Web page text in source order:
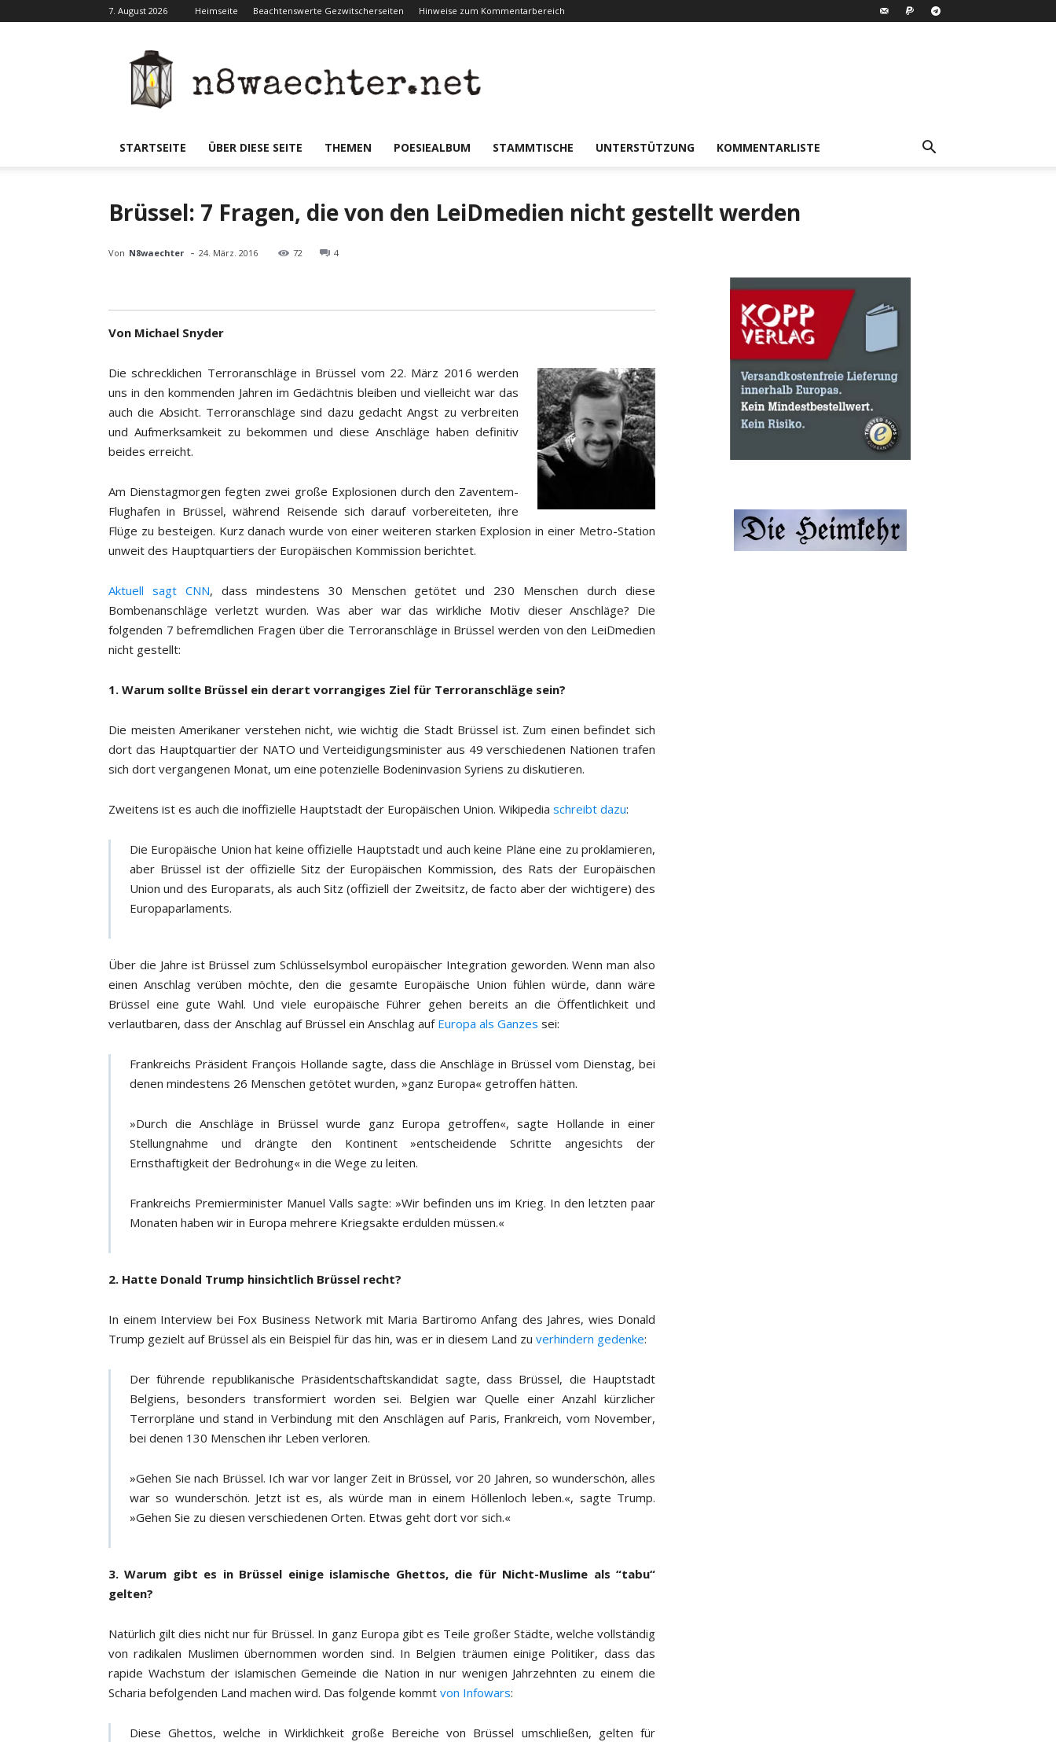
7. August 2026 Heimseite Beachtenswerte Gezwitscherseiten Hinweise zum Kommentarbereich
STARTSEITE ÜBER DIESE SEITE THEMEN POESIEALBUM STAMMTISCHE UNTERSTÜTZUNG KOMMENTARLISTE
Brüssel: 7 Fragen, die von den LeiDmedien nicht gestellt werden
Von N8waechter - 24. März. 2016 72 4
Von Michael Snyder
Die schrecklichen Terroranschläge in Brüssel vom 22. März 2016 werden
uns in den kommenden Jahren im Gedächtnis bleiben und vielleicht war das
auch die Absicht. Terroranschläge sind dazu gedacht Angst zu verbreiten
und Aufmerksamkeit zu bekommen und diese Anschläge haben definitiv
beides erreicht.
Am Dienstagmorgen fegten zwei große Explosionen durch den Zaventem-
Flughafen in Brüssel, während Reisende sich darauf vorbereiteten, ihre
Flüge zu besteigen. Kurz danach wurde von einer weiteren starken Explosion in einer Metro-Station
unweit des Hauptquartiers der Europäischen Kommission berichtet.
Aktuell sagt CNN, dass mindestens 30 Menschen getötet und 230 Menschen durch diese
Bombenanschläge verletzt wurden. Was aber war das wirkliche Motiv dieser Anschläge? Die
folgenden 7 befremdlichen Fragen über die Terroranschläge in Brüssel werden von den LeiDmedien
nicht gestellt:
1. Warum sollte Brüssel ein derart vorrangiges Ziel für Terroranschläge sein?
Die meisten Amerikaner verstehen nicht, wie wichtig die Stadt Brüssel ist. Zum einen befindet sich
dort das Hauptquartier der NATO und Verteidigungsminister aus 49 verschiedenen Nationen trafen
sich dort vergangenen Monat, um eine potenzielle Bodeninvasion Syriens zu diskutieren.
Zweitens ist es auch die inoffizielle Hauptstadt der Europäischen Union. Wikipedia schreibt dazu:
Die Europäische Union hat keine offizielle Hauptstadt und auch keine Pläne eine zu proklamieren,
aber Brüssel ist der offizielle Sitz der Europäischen Kommission, des Rats der Europäischen
Union und des Europarats, als auch Sitz (offiziell der Zweitsitz, de facto aber der wichtigere) des
Europaparlaments.
Über die Jahre ist Brüssel zum Schlüsselsymbol europäischer Integration geworden. Wenn man also
einen Anschlag verüben möchte, den die gesamte Europäische Union fühlen würde, dann wäre
Brüssel eine gute Wahl. Und viele europäische Führer gehen bereits an die Öffentlichkeit und
verlautbaren, dass der Anschlag auf Brüssel ein Anschlag auf Europa als Ganzes sei:
Frankreichs Präsident François Hollande sagte, dass die Anschläge in Brüssel vom Dienstag, bei
denen mindestens 26 Menschen getötet wurden, »ganz Europa« getroffen hätten.
»Durch die Anschläge in Brüssel wurde ganz Europa getroffen«, sagte Hollande in einer
Stellungnahme und drängte den Kontinent »entscheidende Schritte angesichts der
Ernsthaftigkeit der Bedrohung« in die Wege zu leiten.
Frankreichs Premierminister Manuel Valls sagte: »Wir befinden uns im Krieg. In den letzten paar
Monaten haben wir in Europa mehrere Kriegsakte erdulden müssen.«
2. Hatte Donald Trump hinsichtlich Brüssel recht?
In einem Interview bei Fox Business Network mit Maria Bartiromo Anfang des Jahres, wies Donald
Trump gezielt auf Brüssel als ein Beispiel für das hin, was er in diesem Land zu verhindern gedenke:
Der führende republikanische Präsidentschaftskandidat sagte, dass Brüssel, die Hauptstadt
Belgiens, besonders transformiert worden sei. Belgien war Quelle einer Anzahl kürzlicher
Terrorpläne und stand in Verbindung mit den Anschlägen auf Paris, Frankreich, vom November,
bei denen 130 Menschen ihr Leben verloren.
»Gehen Sie nach Brüssel. Ich war vor langer Zeit in Brüssel, vor 20 Jahren, so wunderschön, alles
war so wunderschön. Jetzt ist es, als würde man in einem Höllenloch leben.«, sagte Trump.
»Gehen Sie zu diesen verschiedenen Orten. Etwas geht dort vor sich.«
3. Warum gibt es in Brüssel einige islamische Ghettos, die für Nicht-Muslime als “tabu“
gelten?
Natürlich gilt dies nicht nur für Brüssel. In ganz Europa gibt es Teile großer Städte, welche vollständig
von radikalen Muslimen übernommen worden sind. In Belgien träumen einige Politiker, dass das
rapide Wachstum der islamischen Gemeinde die Nation in nur wenigen Jahrzehnten zu einem die
Scharia befolgenden Land machen wird. Das folgende kommt von Infowars:
Diese Ghettos, welche in Wirklichkeit große Bereiche von Brüssel umschließen, gelten für